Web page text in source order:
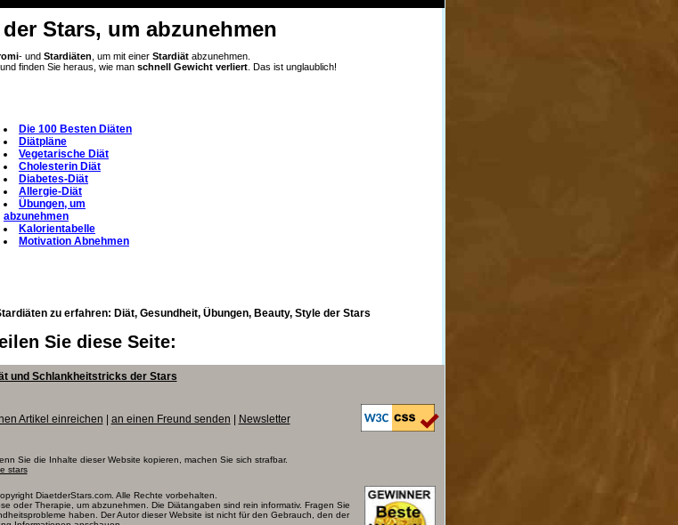
Stars, um abzunehmen
- und Stardiäten , um mit einer Stardiät abzunehmen.
finden Sie heraus, wie man schnell Gewicht verliert. Das ist unglaublich!
Die 100 Besten Diäten
Diätpläne
Vegetarische Diät
Cholesterin Diät
Diabetes-Diät
Allergie-Diät
Übungen, um
abzunehmen
Kalorientabelle
Motivation Abnehmen
zu erfahren: Diät, Gesundheit, Übungen, Beauty, Style der Stars
Sie diese Seite:
und Schlankheitstricks der Stars
Artikel einreichen an einen Freund senden Newsletter
Sie die Inhalte dieser Website kopieren, machen Sie sich strafbar.
stars
DiaetderStars.com. Alle Rechte vorbehalten.
oder Therapie, um abzunehmen. Die Diätangaben sind rein informativ. Fragen Sie
haben. Der Autor dieser Website ist nicht für den Gebrauch, den der